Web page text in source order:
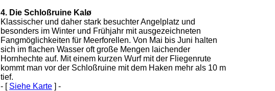
4. Die Schloßruine Kalø
Klassischer und daher stark besuchter Angelplatz und
besonders im Winter und Frühjahr mit ausgezeichneten
Fangmöglichkeiten für Meerforellen. Von Mai bis Juni halten
sich im flachen Wasser oft große Mengen laichender
Hornhechte auf. Mit einem kurzen Wurf mit der Fliegenrute
kommt man vor der Schloßruine mit dem Haken mehr als 10 m
tief.
- [ Siehe Karte ] -